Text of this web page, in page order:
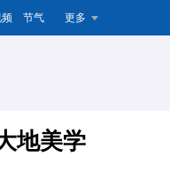
节气 更多
地美学